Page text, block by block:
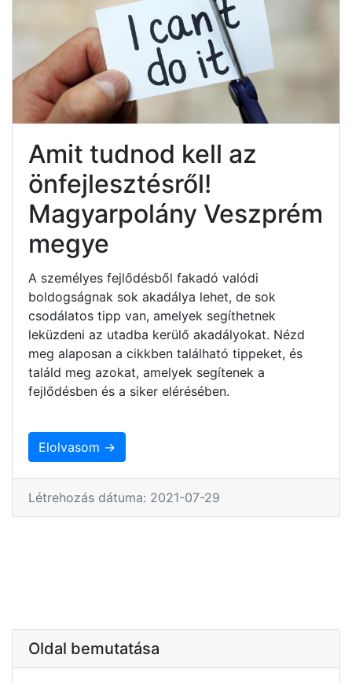
Amit tudnod kell az
önfejlesztésről!
Magyarpolány Veszprém
megye
A személyes fejlődésből fakadó valódi
boldogságnak sok akadálya lehet, de sok
csodálatos tipp van, amelyek segíthetnek
leküzdeni az utadba kerülő akadályokat. Nézd
meg alaposan a cikkben található tippeket, és
találd meg azokat, amelyek segítenek a
fejlődésben és a siker elérésében.
Elolvasom →
Létrehozás dátuma: 2021-07-29
Oldal bemutatása